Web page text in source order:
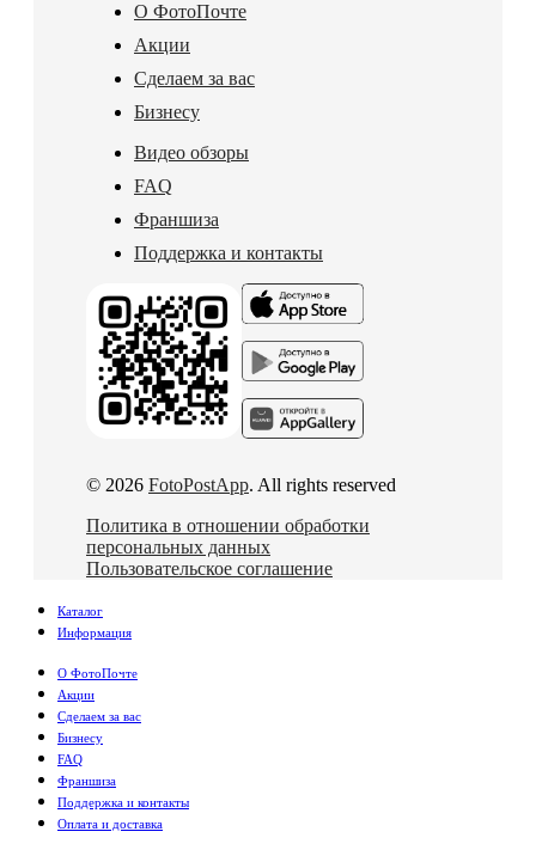
О ФотоПочте
Акции
Сделаем за вас
Бизнесу
Видео обзоры
FAQ
Франшиза
Поддержка и контакты
© 2026 FotoPostApp. All rights reserved
Политика в отношении обработки
персональных данных
Пользовательское соглашение
Каталог
Информация
О ФотоПочте
Акции
Сделаем за вас
Бизнесу
FAQ
Франшиза
Поддержка и контакты
Оплата и доставка